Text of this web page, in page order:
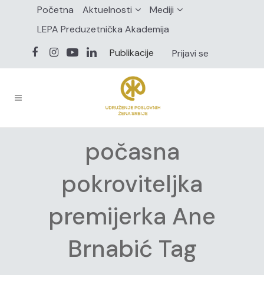
Početna Aktuelnosti
Mediji
LEPA Preduzetnička Akademija
Publikacije
Prijavi se
počasna
pokroviteljka
premijerka Ane
Brnabić Tag